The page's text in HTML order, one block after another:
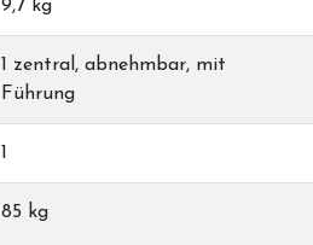
9,7 kg
1 zentral, abnehmbar, mit
Führung
1
85 kg